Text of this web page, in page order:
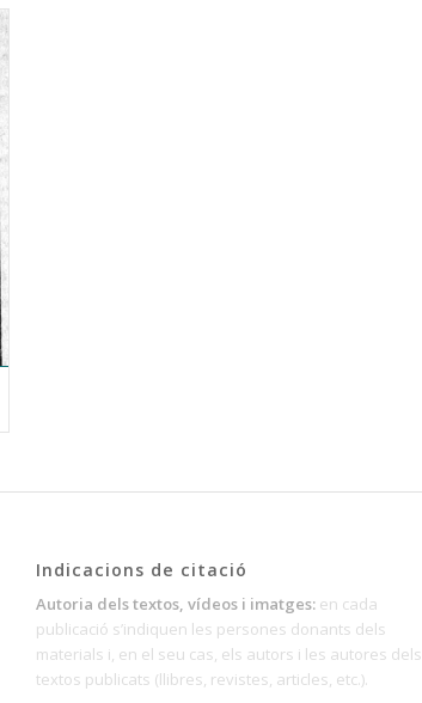
Indicacions de citació
Autoria dels textos, vídeos i imatges: en cada
publicació s’indiquen les persones donants dels
materials i, en el seu cas, els autors i les autores dels
textos publicats (llibres, revistes, articles, etc.).